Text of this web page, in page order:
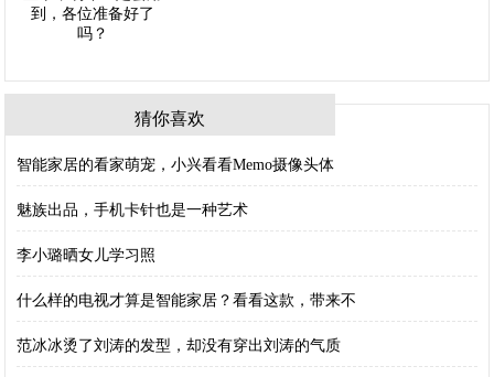
猜你喜欢
智能家居的看家萌宠，小兴看看Memo摄像头体
魅族出品，手机卡针也是一种艺术
李小璐晒女儿学习照
什么样的电视才算是智能家居？看看这款，带来不
范冰冰烫了刘涛的发型，却没有穿出刘涛的气质